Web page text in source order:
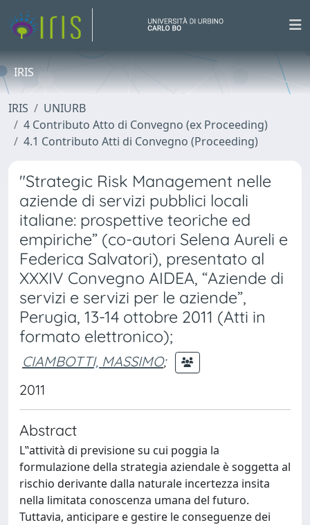
IRIS
IRIS
UNIURB
4 Contributo Atto di Convegno (ex Proceeding)
4.1 Contributo Atti di Convegno (Proceeding)
"Strategic Risk Management nelle
aziende di servizi pubblici locali
italiane: prospettive teoriche ed
empiriche” (co-autori Selena Aureli e
Federica Salvatori), presentato al
XXXIV Convegno AIDEA, “Aziende di
servizi e servizi per le aziende”,
Perugia, 13-14 ottobre 2011 (Atti in
formato elettronico);
CIAMBOTTI, MASSIMO;
2011
Abstract
L‟attività di previsione su cui poggia la
formulazione della strategia aziendale è soggetta al
rischio derivante dalla naturale incertezza insita
nella limitata conoscenza umana del futuro.
Tuttavia, anticipare e gestire le conseguenze dei